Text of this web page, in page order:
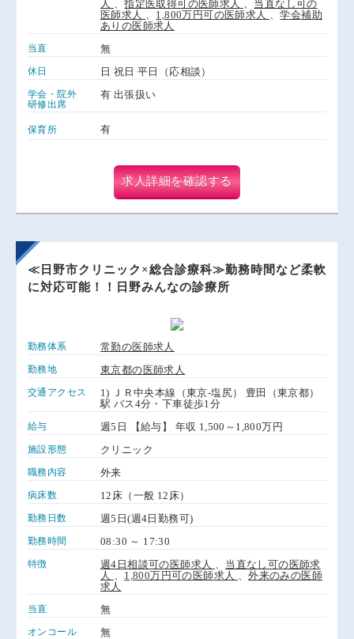
人 、指定医取得可の医師求人
当直なし可の
医師求人
1,800万円可の医師求人 、学会補助
ありの医師求人
当直 無
休日 日 祝日 平日（応相談）
学会・院外
研修出席
有 出張扱い
保育所 有
求人詳細を確認する
≪日野市クリニック×総合診療科≫勤務時間など柔軟
に対応可能！！日野みんなの診療所
勤務体系 常勤の医師求人
勤務地 東京都の医師求人
交通アクセス
1) ＪＲ中央本線（東京-塩尻） 豊田（東京都）
駅 バス4分・下車徒歩1分
給与 週5日 【給与】 年収 1,500～1,800万円
施設形態 クリニック
職務内容 外来
病床数 12床（一般 12床）
勤務日数 週5日(週4日勤務可)
勤務時間 08:30 ～ 17:30
特徴 週4日相談可の医師求人
当直なし可の医師求
人
1,800万円可の医師求人 、外来のみの医師
求人
当直 無
オンコール 無